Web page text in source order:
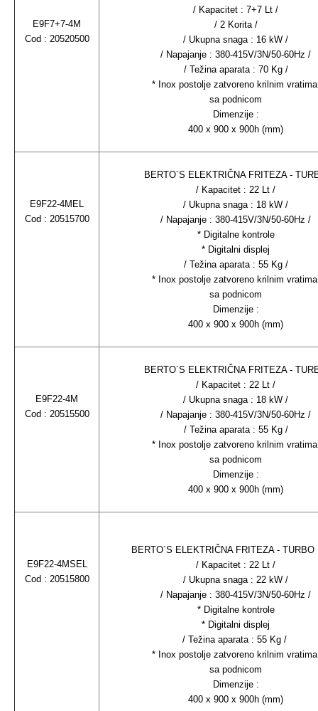
E9F7+7-4M
Cod : 20520500
/ Kapacitet : 7+7 Lt /
/ 2 Korita /
/ Ukupna snaga : 16 kW /
/ Napajanje : 380-415V/3N/50-60Hz /
/ Težina aparata : 70 Kg /
* Inox postolje zatvoreno krilnim
sa podnicom
Dimenzije :
400 x 900 x 900h (mm)
E9F22-4MEL
Cod : 20515700
BERTO´S ELEKTRIČNA FRITEZA -
/ Kapacitet : 22 Lt /
/ Ukupna snaga : 18 kW /
/ Napajanje : 380-415V/3N/50-60Hz /
* Digitalne kontrole
* Digitalni displej
/ Težina aparata : 55 Kg /
* Inox postolje zatvoreno krilnim
sa podnicom
Dimenzije :
400 x 900 x 900h (mm)
E9F22-4M
Cod : 20515500
BERTO´S ELEKTRIČNA FRITEZA -
/ Kapacitet : 22 Lt /
/ Ukupna snaga : 18 kW /
/ Napajanje : 380-415V/3N/50-60Hz /
/ Težina aparata : 55 Kg /
* Inox postolje zatvoreno krilnim
sa podnicom
Dimenzije :
400 x 900 x 900h (mm)
E9F22-4MSEL
Cod : 20515800
BERTO´S ELEKTRIČNA FRITEZA - TURBO
/ Kapacitet : 22 Lt /
/ Ukupna snaga : 22 kW /
/ Napajanje : 380-415V/3N/50-60Hz /
* Digitalne kontrole
* Digitalni displej
/ Težina aparata : 55 Kg /
* Inox postolje zatvoreno krilnim
sa podnicom
Dimenzije :
400 x 900 x 900h (mm)